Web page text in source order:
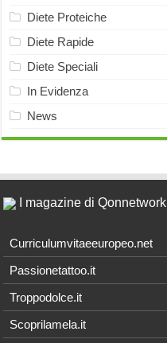
Diete Proteiche
Diete Rapide
Diete Speciali
In Evidenza
News
I magazine di Qonnetwork
Curriculumvitaeeuropeo.net
Passionetattoo.it
Troppodolce.it
Scoprilamela.it